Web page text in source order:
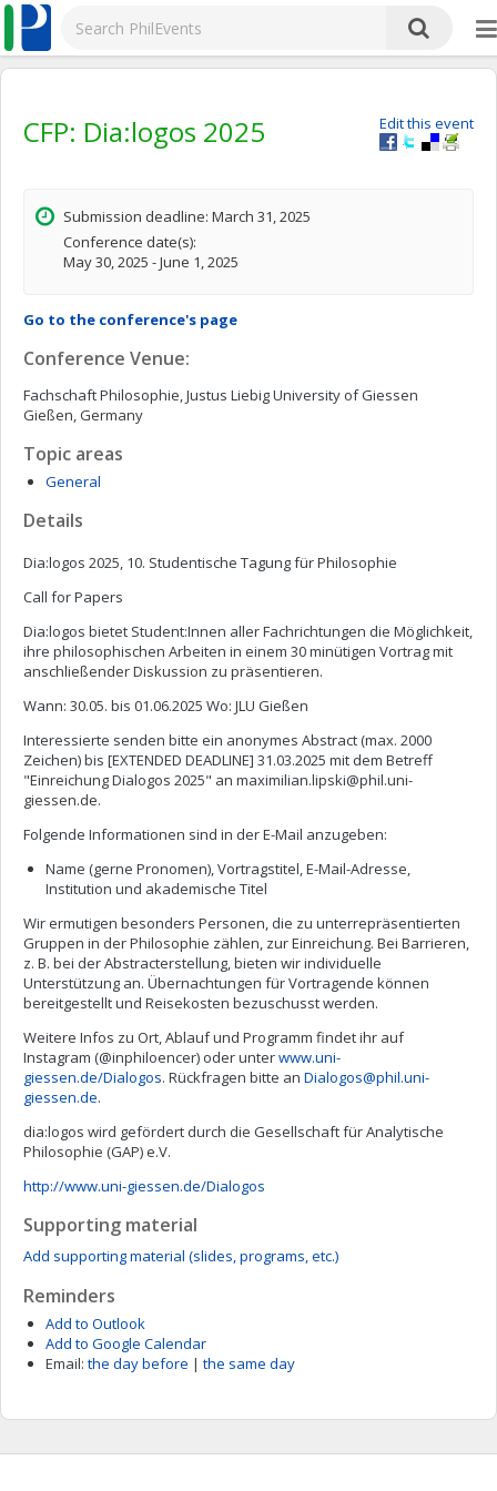
Edit this event
CFP: Dia:logos 2025
Submission deadline: March 31, 2025
Conference date(s):
May 30, 2025 - June 1, 2025
Go to the conference's page
Conference Venue:
Fachschaft Philosophie, Justus Liebig University of Giessen
Gießen, Germany
Topic areas
General
Details
Dia:logos 2025, 10. Studentische Tagung für Philosophie
Call for Papers
Dia:logos bietet Student:Innen aller Fachrichtungen die Möglichkeit,
ihre philosophischen Arbeiten in einem 30 minütigen Vortrag mit
anschließender Diskussion zu präsentieren.
Wann: 30.05. bis 01.06.2025 Wo: JLU Gießen
Interessierte senden bitte ein anonymes Abstract (max. 2000
Zeichen) bis [EXTENDED DEADLINE] 31.03.2025 mit dem Betreff
"Einreichung Dialogos 2025" an maximilian.lipski@phil.uni-
giessen.de.
Folgende Informationen sind in der E-Mail anzugeben:
Name (gerne Pronomen), Vortragstitel, E-Mail-Adresse,
Institution und akademische Titel
Wir ermutigen besonders Personen, die zu unterrepräsentierten
Gruppen in der Philosophie zählen, zur Einreichung. Bei Barrieren,
z. B. bei der Abstracterstellung, bieten wir individuelle
Unterstützung an. Übernachtungen für Vortragende können
bereitgestellt und Reisekosten bezuschusst werden.
Weitere Infos zu Ort, Ablauf und Programm findet ihr auf
Instagram (@inphiloencer) oder unterwww.uni-
giessen.de/Dialogos. Rückfragen bitte an Dialogos@phil.uni-
giessen.de.
dia:logos wird gefördert durch die Gesellschaft für Analytische
Philosophie (GAP) e.V.
http://www.uni-giessen.de/Dialogos
Supporting material
Add supporting material (slides, programs, etc.)
Reminders
Add to Outlook
Add to Google Calendar
Email: the day before | the same day